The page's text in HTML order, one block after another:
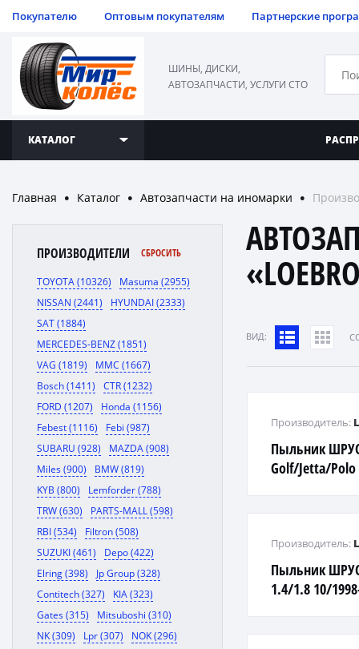
Покупателю Оптовым покупателям Партнерские
ШИНЫ, ДИСКИ,
АВТОЗАПЧАСТИ, УСЛУГИ СТО
КАТАЛОГ
Главная ● Каталог ● Автозапчасти на иномарки ●
ПРОИЗВОДИТЕЛИ СБРОСИТЬ
TOYOTA (10326)
Masuma (2955)
NISSAN (2441)
HYUNDAI (2333)
SAT (1884)
MERCEDES-BENZ (1851)
VAG (1819)
MMC (1667)
Bosch (1411)
CTR (1232)
FORD (1207)
Honda (1156)
Febest (1116)
Febi (987)
SUBARU (928)
MAZDA (908)
Miles (900)
BMW (819)
KYB (800)
Lemforder (788)
TRW (630)
PARTS-MALL (598)
RBI (534)
Filtron (508)
SUZUKI (461)
Depo (422)
Elring (398)
Jp Group (328)
Contitech (327)
KIA (323)
Gates (315)
Mitsuboshi (310)
NK (309)
Lpr (307)
NOK (296)
ВИД:
Пыльник
Golf/Jetta/Polo
Производитель:
Пыльник
1.4/1.8 10/
Производитель: